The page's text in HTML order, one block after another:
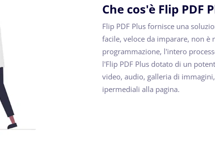
Che cos'è Flip PDF
Flip PDF Plus fornisce una
facile, veloce da imparare, non è
programmazione, l'intero
l'Flip PDF Plus dotato di un
video, audio, galleria di
ipermediali alla pagina.